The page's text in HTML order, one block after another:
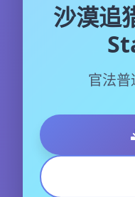
沙漠追
官法